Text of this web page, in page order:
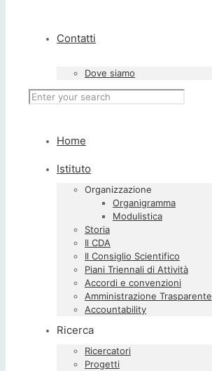
Contatti
Dove siamo
Home
Istituto
Organizzazione
Organigramma
Modulistica
Storia
Il CDA
Il Consiglio Scientifico
Piani Triennali di Attività
Accordi e convenzioni
Amministrazione Trasparente
Accountability
Ricerca
Ricercatori
Progetti